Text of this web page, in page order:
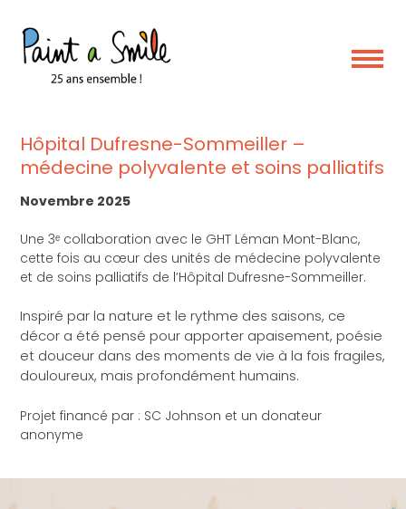
content
Hôpital Dufresne-Sommeiller –
médecine polyvalente et soins palliatifs
Novembre 2025
Une 3ᵉ collaboration avec le GHT Léman Mont-Blanc,
cette fois au cœur des unités de médecine polyvalente
et de soins palliatifs de l’Hôpital Dufresne-Sommeiller.
Inspiré par la nature et le rythme des saisons, ce
décor a été pensé pour apporter apaisement, poésie
et douceur dans des moments de vie à la fois fragiles,
douloureux, mais profondément humains.
Projet financé par : SC Johnson et un donateur
anonyme